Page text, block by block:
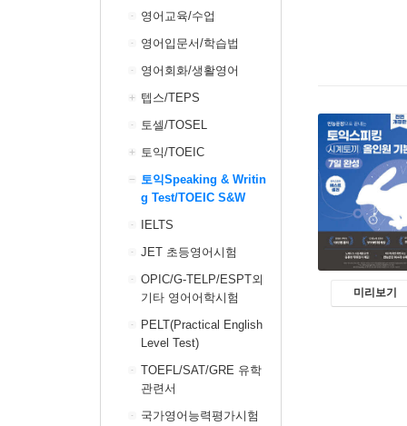
영어교육/수업
영어입문서/학습법
영어회화/생활영어
텝스/TEPS
토셀/TOSEL
토익/TOEIC
토익Speaking & Writin
g Test/TOEIC S&W
IELTS
JET 초등영어시험
OPIC/G-TELP/ESPT외
기타 영어어학시험
PELT(Practical English
Level Test)
TOEFL/SAT/GRE 유학
관련서
국가영어능력평가시험
미리보기